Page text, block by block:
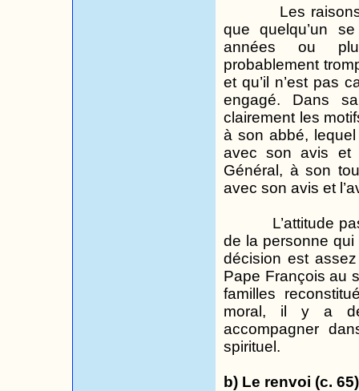
Les
que quelqu’un
années ou
probablement
et qu’il n’est pas
engagé. Dans
clairement les
à son abbé, lequel
avec son avis et
Général, à son
avec son avis et
L’attitude
de la personne
décision est
Pape François au
familles
moral, il y a
accompagner
spirituel.
b) Le renvoi (c. 65)